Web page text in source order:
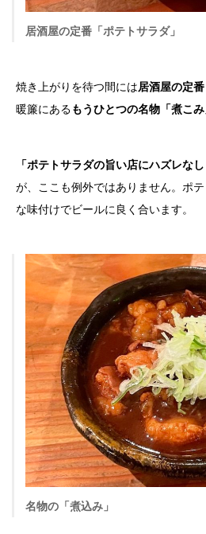
居酒屋の定番「ポテトサラダ」
焼き上がりを待つ間には居酒屋の定
暖簾にあるもうひとつの名物「煮こみ
「ポテトサラダの旨い店にハズレなし
が、ここも例外ではありません。ポ
な味付けでビールに良く合います。
名物の「煮込み」